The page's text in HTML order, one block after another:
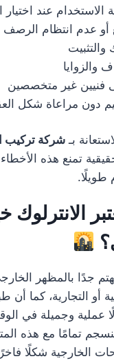
الاستخدام عند اختيار
أو عدم انتظام الرصف
والزوايا
فنيين غير متخصصين
دون مراعاة شكل
بـ شركة تركيب
تمنع هذه
طويلًا.
الانترلوك
جدًا بالمظهر
أو التجارية، كما أن
عملية وجميلة في
تمامًا مع هذه
الخارجية شكلًا